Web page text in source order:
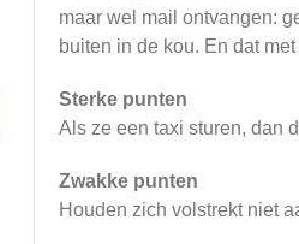
maar wel mail ontvangen:
buiten in de kou. En dat
Sterke punten
Als ze een taxi sturen, dan
Zwakke punten
Houden zich volstrekt niet